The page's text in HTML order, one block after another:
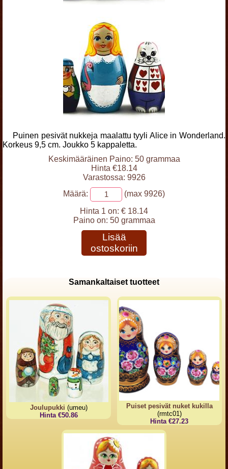
Puinen pesivät nukkeja maalattu tyyli Alice in Wonderland.
Korkeus 9,5 cm. Joukko 5 kappaletta.
Keskimääräinen Paino: 50 grammaa
Hinta €18.14
Varastossa: 9926
Määrä:
(max 9926)
Hinta 1 on: € 18.14
Paino on: 50 grammaa
Lisää
ostoskoriin
Samankaltaiset tuotteet
Joulupukki (umeu)
Hinta €50.86
Puiset pesivät nuket kukilla
(rmtc01)
Hinta €27.23